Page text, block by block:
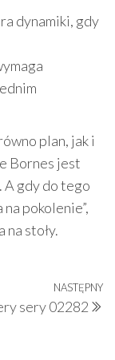
dynamiki, gdy
plan, jak i
Bornes jest
gdy do tego
pokolenie”,
na stoły.
NASTĘPNY
sery 02282